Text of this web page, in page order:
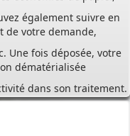
Une fois déposée, votre
dans son traitement.
restent